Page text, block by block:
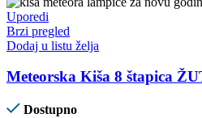
Uporedi
Brzi pregled
Dodaj u listu želja
Meteorska Kiša 8 štapica
Dostupno